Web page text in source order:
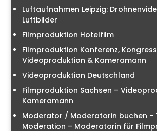
Luftaufnahmen Leipzig:
Luftbilder
Filmproduktion Hotelfilm
Filmproduktion Konferenz,
Videoproduktion & Kameramann
Videoproduktion Deutschland
Filmproduktion Sachsen –
Kameramann
Moderator / Moderatorin buchen –
Moderation – Moderatorin für